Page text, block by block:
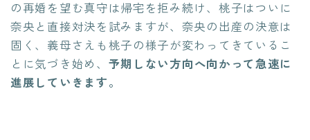
の再婚を望む真守は帰宅を拒み続け、桃子はついに
奈央と直接対決を試みますが、奈央の出産の決意は
固く、義母さえも桃子の様子が変わってきているこ
とに気づき始め、 予期しない方向へ向かって急速に
進展していきます。